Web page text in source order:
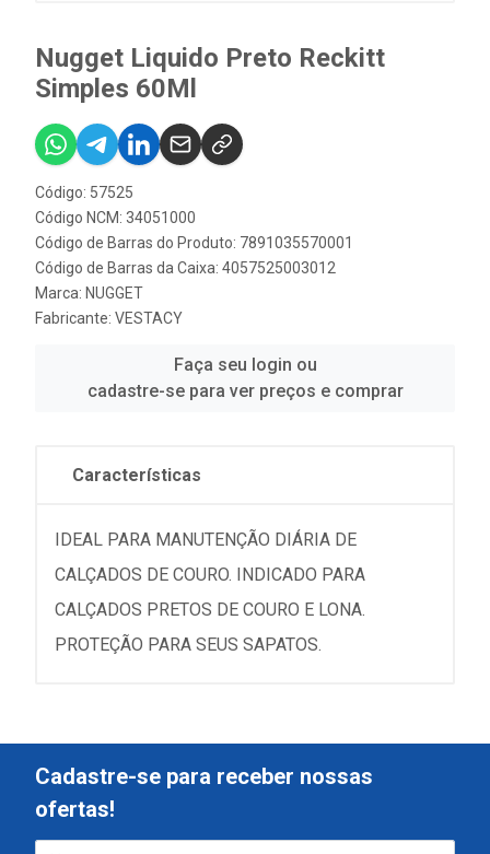
Nugget Liquido Preto Reckitt
Simples 60Ml
Código: 57525
Código NCM: 34051000
Código de Barras do Produto: 7891035570001
Código de Barras da Caixa: 4057525003012
Marca: NUGGET
Fabricante: VESTACY
Faça seu login ou
cadastre-se para ver preços e comprar
Características
IDEAL PARA MANUTENÇÃO DIÁRIA DE
CALÇADOS DE COURO. INDICADO PARA
CALÇADOS PRETOS DE COURO E LONA.
PROTEÇÃO PARA SEUS SAPATOS.
Cadastre-se para receber nossas
ofertas!